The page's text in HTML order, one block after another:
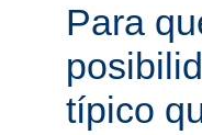
Para
típico